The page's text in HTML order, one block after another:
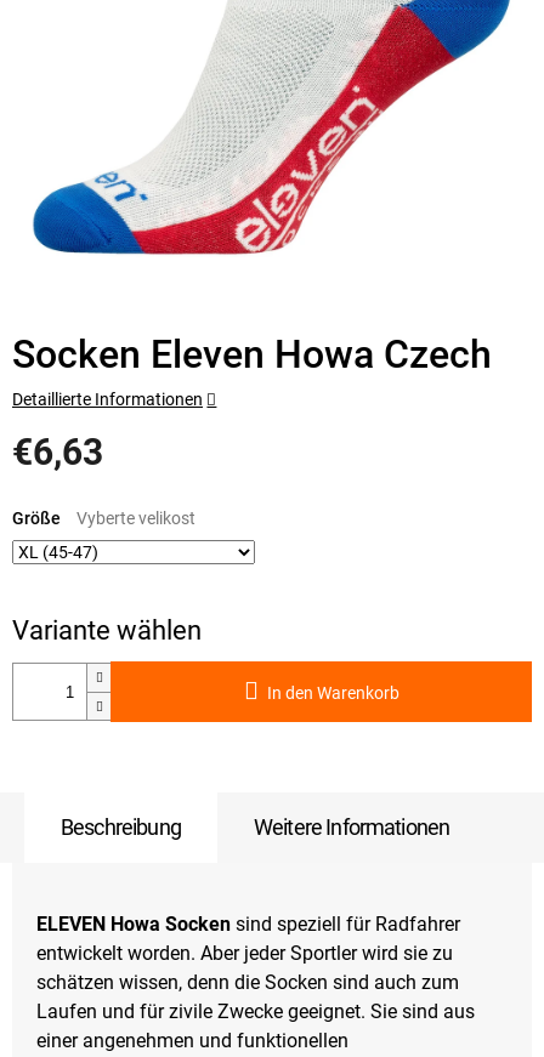
Socken Eleven Howa Czech
€6,63
Größe
In den Warenkorb
Detaillierte Informationen
Beschreibung Weitere Informationen
ELEVEN Howa Socken sind speziell für Radfahrer
entwickelt worden. Aber jeder Sportler wird sie zu
schätzen wissen, denn die Socken sind auch zum
Laufen und für zivile Zwecke geeignet. Sie sind aus
einer angenehmen und funktionellen